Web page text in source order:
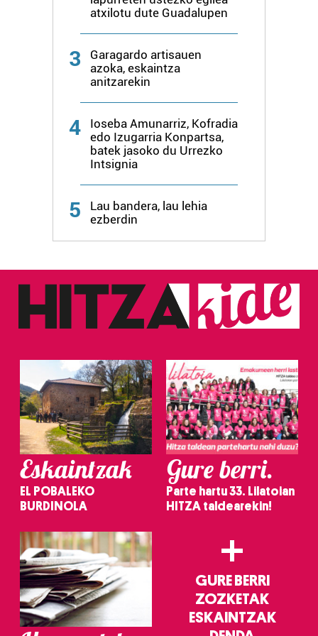
atxilotu dute Guadalupen
3
Garagardo artisauen
azoka, eskaintza
anitzarekin
4
Ioseba Amunarriz, Kofradia
edo Izugarria Konpartsa,
batek jasoko du Urrezko
Intsignia
5
Lau bandera, lau lehia
ezberdin
Eskaintzak
EL POBALEKO
BURDINOLA
Gure berri.
Parte hartu 33. Lilatoian
HITZA taldearekin!
+
GURE BERRI
ZOZKETAK
ESKAINTZAK